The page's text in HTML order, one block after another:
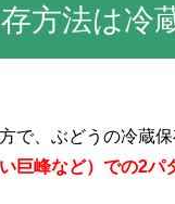
方法は冷
で、ぶどうの冷蔵
巨峰など）での2パ